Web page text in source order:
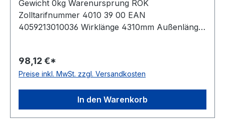
Gewicht 0kg Warenursprung ROK
Zolltarifnummer 4010 39 00 EAN
4059213010036 Wirklänge 4310mm Außenlänge
Norm DIN 7753 Material Neoprene Zugstrang
Polyester Breite 16,3mm Höhe 13mm
98,12 €*
Preise inkl. MwSt. zzgl. Versandkosten
In den Warenkorb